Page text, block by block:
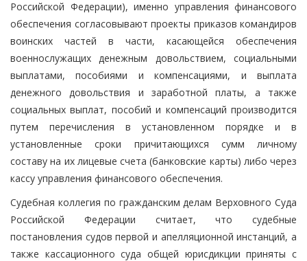
Российской Федерации), именно управления финансового
обеспечения согласовывают проекты приказов командиров
воинских частей в части, касающейся обеспечения
военнослужащих денежным довольствием, социальными
выплатами, пособиями и компенсациями, и выплата
денежного довольствия и заработной платы, а также
социальных выплат, пособий и компенсаций производится
путем перечисления в установленном порядке и в
установленные сроки причитающихся сумм личному
составу на их лицевые счета (банковские карты) либо через
кассу управления финансового обеспечения.
Судебная коллегия по гражданским делам Верховного Суда
Российской Федерации считает, что судебные
постановления судов первой и апелляционной инстанций, а
также кассационного суда общей юрисдикции приняты с